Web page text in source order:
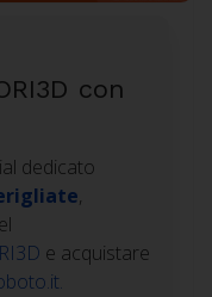
con
dedicato
,
e acquistare
.